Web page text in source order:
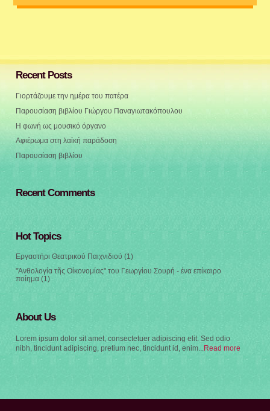
Recent Posts
Γιορτάζουμε την ημέρα του πατέρα
Παρουσίαση βιβλίου Γιώργου Παναγιωτακόπουλου
Η φωνή ως μουσικό όργανο
Αφιέρωμα στη λαϊκή παράδοση
Παρουσίαση βιβλίου
Recent Comments
Hot Topics
Εργαστήρι Θεατρικού Παιχνιδιού (1)
"Ἀνθολογία τῆς Οἰκονομίας" του Γεωργίου Σουρή - ένα επίκαιρο
ποίημα (1)
About Us
Lorem ipsum dolor sit amet, consectetuer adipiscing elit. Sed odio
nibh, tincidunt adipiscing, pretium nec, tincidunt id, enim...
Read more